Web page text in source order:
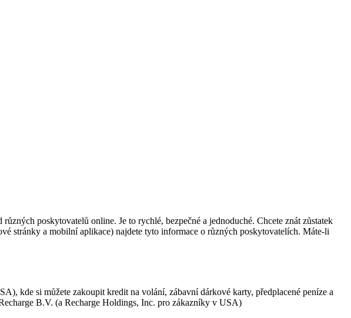
poskytovatelů online. Je to rychlé, bezpečné a jednoduché. Chcete znát zůstatek
stránky a mobilní aplikace) najdete tyto informace o různých poskytovatelích. Máte-li
kde si můžete zakoupit kredit na volání, zábavní dárkové karty, předplacené peníze a
B.V. (a Recharge Holdings, Inc. pro zákazníky v USA)